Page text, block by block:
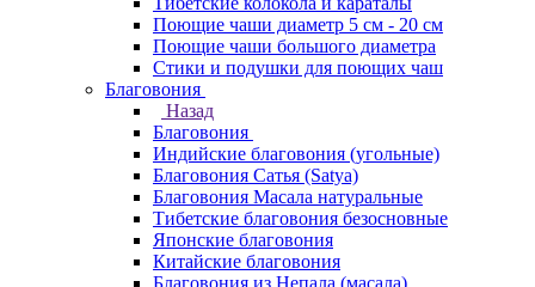
Поющие чаши диаметр 5 см - 20 см
Поющие чаши большого диаметра
Стики и подушки для поющих чаш
Благовония
Назад
Благовония
Индийские благовония (угольные)
Благовония Сатья (Satya)
Благовония Масала натуральные
Тибетские благовония безосновные
Японские благовония
Китайские благовония
Благовония из Непала (масала)